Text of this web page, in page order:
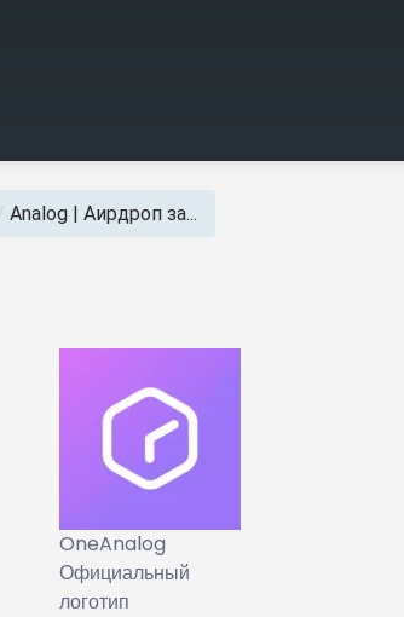
Analog | Аирдроп за...
OneAnalog
Официальный
логотип